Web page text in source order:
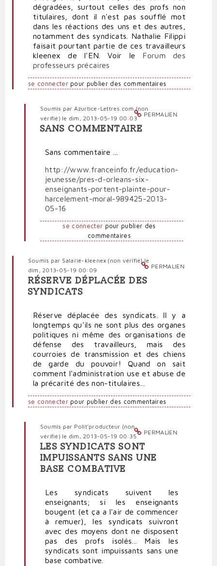
dégradées, surtout celles des profs non
titulaires, dont il n'est pas soufflé mot
dans les réactions des uns et des autres,
notamment des syndicats. Nathalie Filippi
faisait pourtant partie de ces travailleurs
kleenex de l'EN. Voir le Forum des
professeurs précaires
se connecterpour publier des commentaires
PERMALIEN
Soumis par Azurtice-Lettres.com (non
vérifié) le dim, 2013-05-19 00:03
En
situation
des
professeurs
précaires
par
Polit'producteur
vérifié)
SANS COMMENTAIRE
Sans commentaire ...
http://www.franceinfo.fr/education-
jeunesse/pres-d-orleans-six-
enseignants-portent-plainte-pour-
harcelement-moral-989425-2013-
05-16
se connecter pour publier des
commentaires
PERMALIEN
Soumis par Salarié-kleenex (non vérifié)le
dim, 2013-05-19 00:09
RÉSERVE DÉPLACÉE DES
SYNDICATS
Réserve déplacée des syndicats. Il y a
longtemps qu'ils ne sont plus des organes
politiques ni même des organisations de
défense des travailleurs, mais des
courroies de transmission et des chiens
de garde du pouvoir! Quand on sait
comment l'administration use et abuse de
la précarité des non-titulaires...
se connecterpour publier des commentaires
PERMALIEN
Soumis par Polit'producteur (non
vérifié) le dim, 2013-05-19 00:35
En
réponse
à
déplacée
des
syndicats
par
Salarié-
kleenex
(non
vérifié)
LES SYNDICATS SONT
IMPUISSANTS SANS UNE
BASE COMBATIVE
Les syndicats suivent les
enseignants; si les enseignants
bougent (et ça a l'air de commencer
à remuer), les syndicats suivront
avec des moyens dont ne disposent
pas des profs isolés... Mais les
syndicats sont impuissants sans une
base combative.